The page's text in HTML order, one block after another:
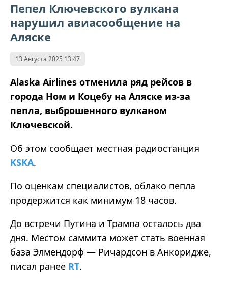
Пепел Ключевского вулкана
нарушил авиасообщение на
Аляске
13 Августа 2025 13:47
Alaska Airlines отменила ряд рейсов в
города Ном и Коцебу на Аляске из-за
пепла, выброшенного вулканом
Ключевской.
Об этом сообщает местная радиостанция
KSKA.
По оценкам специалистов, облако пепла
продержится как минимум 18 часов.
До встречи Путина и Трампа осталось два
дня. Местом саммита может стать военная
база Элмендорф — Ричардсон в Анкоридже,
писал ранее RT.